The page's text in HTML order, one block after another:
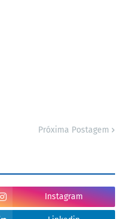
Próxima Postagem
Instagram